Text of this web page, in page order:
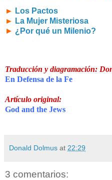
► Los Pactos
► La Mujer Misteriosa
► ¿Por qué un Milenio?
Traducción y diagramación:
En Defensa de la Fe
Artículo original:
God and the Jews
Donald Dolmus at 22:29
3 comentarios: